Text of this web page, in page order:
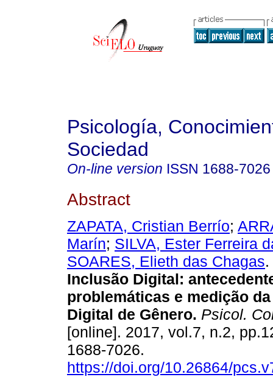
Psicología,
Sociedad
On-line version ISSN 1688-7026
Abstract
ZAPATA, Cristian Berrío;
Marín; SILVA, Ester Ferreira
SOARES, Elieth das Chagas.
Inclusão Digital:
problemáticas e medição
Digital de Gênero. Psicol.
[online]. 2017, vol.7, n.2,
1688-7026.
https://doi.org/10.26864/